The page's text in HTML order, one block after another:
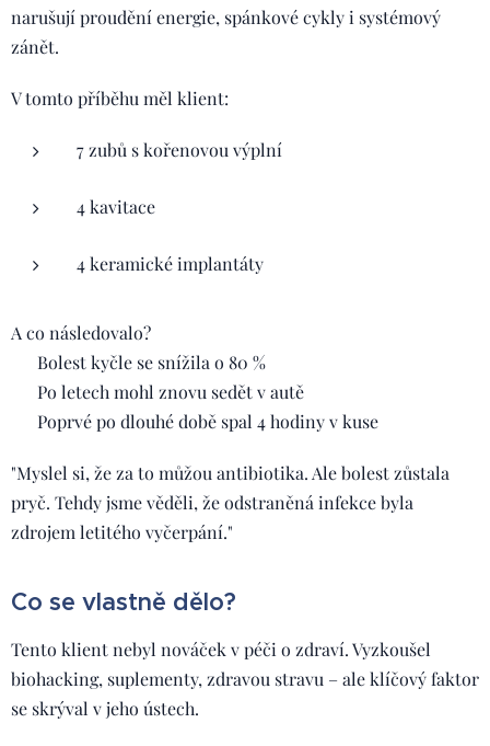
narušují proudění energie, spánkové cykly i systémový
zánět.
V tomto příběhu měl klient:
7 zubů s kořenovou výplní
4 kavitace
4 keramické implantáty
A co následovalo?
✔️ Bolest kyčle se snížila o 80 %
✔️ Po letech mohl znovu sedět v autě
✔️ Poprvé po dlouhé době spal 4 hodiny v kuse
"Myslel si, že za to můžou antibiotika. Ale bolest zůstala
pryč. Tehdy jsme věděli, že odstraněná infekce byla
zdrojem letitého vyčerpání."
Co se vlastně dělo?
Tento klient nebyl nováček v péči o zdraví. Vyzkoušel
biohacking, suplementy, zdravou stravu – ale klíčový faktor
se skrýval v jeho ústech.